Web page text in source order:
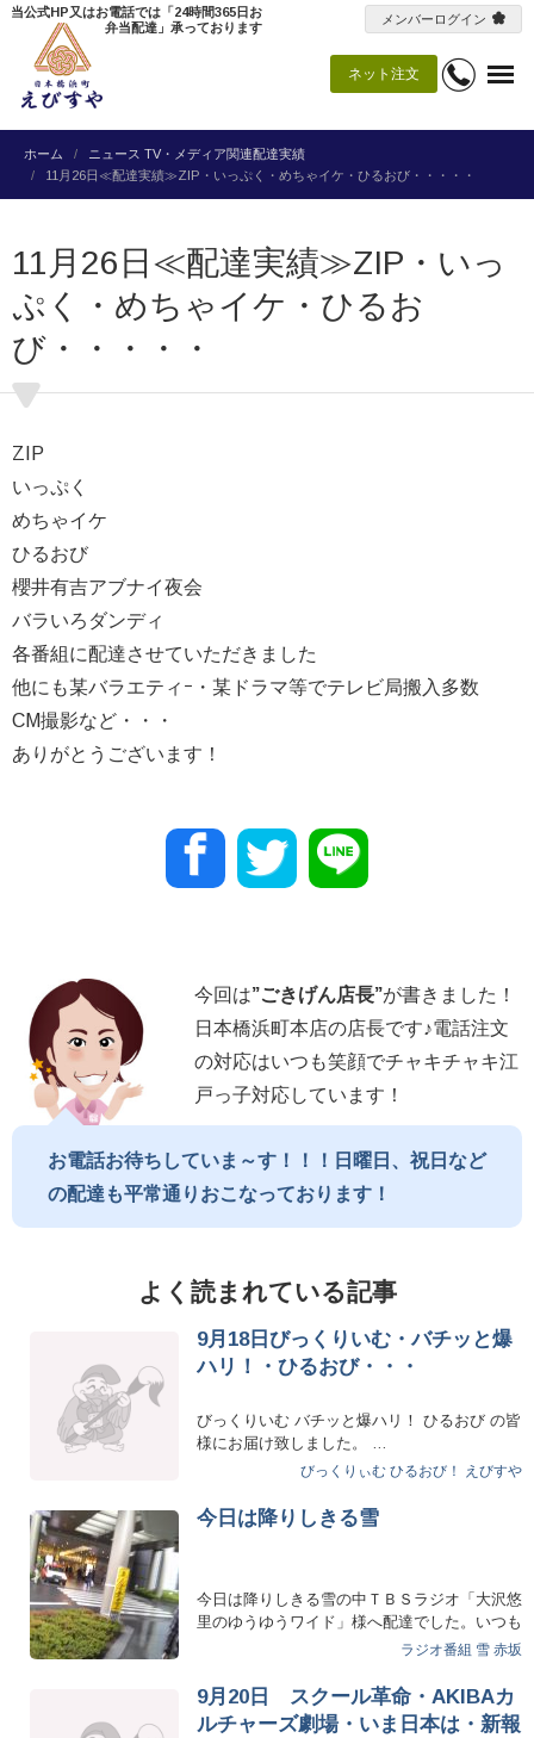
ネット注文
当公式HP又はお電話では「24時間365日お
弁当配達」承っております
メンバーログイン
ホーム ニュース TV・メディア関連配達実績
11月26日≪配達実績≫ZIP・いっぷく・めちゃイケ・ひるおび・・・・・
11月26日≪配達実績≫ZIP・いっ
ぷく・めちゃイケ・ひるお
び・・・・・
ZIP
いっぷく
めちゃイケ
ひるおび
櫻井有吉アブナイ夜会
バラいろダンディ
各番組に配達させていただきました
他にも某バラエティｰ・某ドラマ等でテレビ局搬入多数
CM撮影など・・・
ありがとうございます！
今回は”ごきげん店長”が書きました！
日本橋浜町本店の店長です♪電話注文
の対応はいつも笑顔でチャキチャキ江
戸っ子対応しています！
お電話お待ちしていま～す！！！日曜日、祝日など
の配達も平常通りおこなっております！
よく読まれている記事
9月18日びっくりいむ・バチッと爆
ハリ！・ひるおび・・・
びっくりいむ バチッと爆ハリ！ ひるおび の皆
様にお届け致しました。 …
びっくりぃむ ひるおび！ えびすや
今日は降りしきる雪
今日は降りしきる雪の中ＴＢＳラジオ「大沢悠
里のゆうゆうワイド」様へ配達でした。いつも
ラジオ番組 雪 赤坂
9月20日 スクール革命・AKIBAカ
ルチャーズ劇場・いま日本は・新報